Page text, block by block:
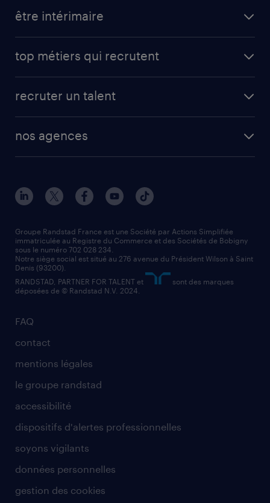
être intérimaire
top métiers qui recrutent
recruter un talent
nos agences
FAQ
contact
mentions légales
le groupe randstad
accessibilité
dispositifs d'alertes professionnelles
soyons vigilants
données personnelles
gestion des cookies
Groupe Randstad France est une Société par Actions Simplifiée
immatriculée au Registre du Commerce et des Sociétés de Bobigny
sous le numéro 702 028 234.
Notre siège social est situé au 276 avenue du Président Wilson à Saint
Denis (93200).
RANDSTAD, PARTNER FOR TALENT et
sont des marques
déposées de © Randstad N.V. 2024.